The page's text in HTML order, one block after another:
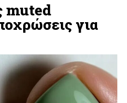
muted
για